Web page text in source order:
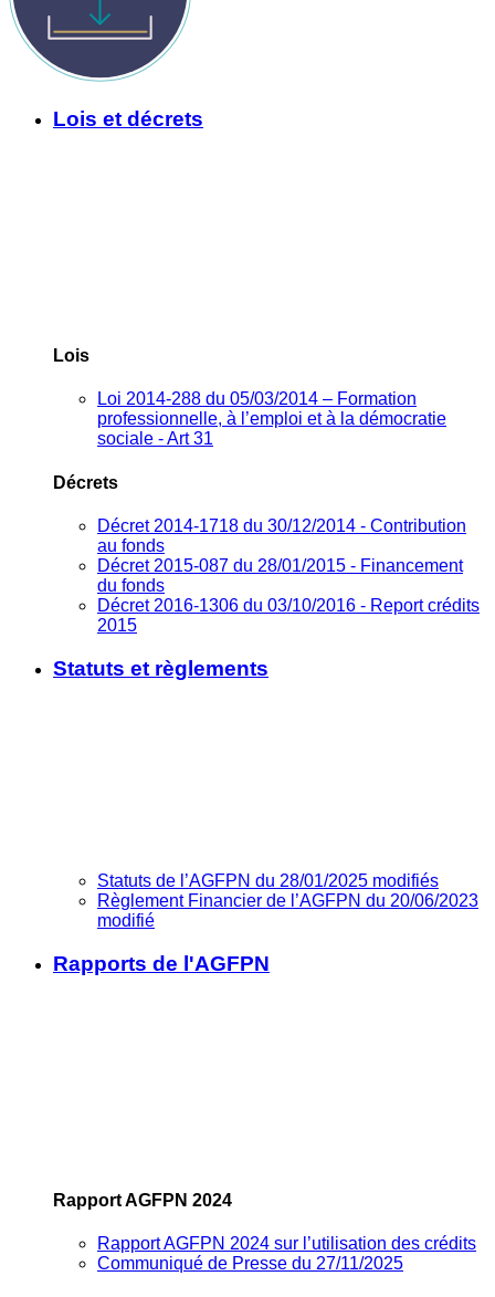
Lois et décrets
Lois
Loi 2014-288 du 05/03/2014 – Formation
professionnelle, à l’emploi et à la démocratie
sociale - Art 31
Décrets
Décret 2014-1718 du 30/12/2014 - Contribution
au fonds
Décret 2015-087 du 28/01/2015 - Financement
du fonds
Décret 2016-1306 du 03/10/2016 - Report crédits
2015
Statuts et règlements
Statuts de l’AGFPN du 28/01/2025 modifiés
Règlement Financier de l’AGFPN du 20/06/2023
modifié
Rapports de l'AGFPN
Rapport AGFPN 2024
Rapport AGFPN 2024 sur l’utilisation des crédits
Communiqué de Presse du 27/11/2025